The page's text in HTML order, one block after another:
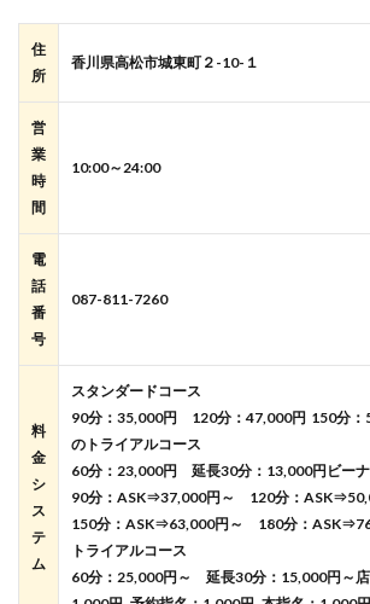
住
所
香川県高松市城東町２-10-１
営
業
時
間
10:00～24:00
電
話
番
号
087-811-7260
料
金
シ
ス
テ
ム
スタンダードコース
90分：35,000円 120分：47,000円 150分：
のトライアルコース
60分：23,000円 延長30分： 13,000円ビー
90分：ASK⇒37,000円～ 120分：
150分：ASK⇒63,000円～ 180分：
トライアルコース
60分：25,000円～ 延長30分：15,000円～